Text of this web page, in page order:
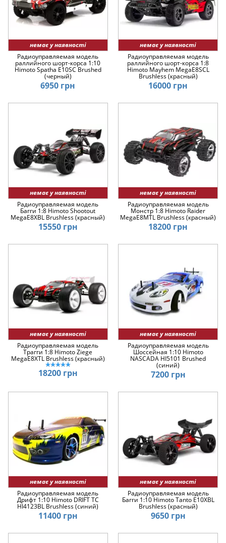
немає у наявності
Радиоуправляемая модель
раллийного шорт-корса 1:10
Himoto Spatha E10SC Brushed
(черный)
6950 грн
немає у наявності
Радиоуправляемая модель
раллийного шорт-корса 1:8
Himoto Mayhem MegaE8SCL
Brushless (красный)
16000 грн
немає у наявності
Радиоуправляемая модель
Багги 1:8 Himoto Shootout
MegaE8XBL Brushless (красный)
15550 грн
немає у наявності
Радиоуправляемая модель
Монстр 1:8 Himoto Raider
MegaE8MTL Brushless (красный)
18200 грн
немає у наявності
Радиоуправляемая модель
Трагги 1:8 Himoto Ziege
MegaE8XTL Brushless (красный)
18200 грн
немає у наявності
Радиоуправляемая модель
Шоссейная 1:10 Himoto
NASCADA HI5101 Brushed
(синий)
7200 грн
немає у наявності
Радиоуправляемая модель
Дрифт 1:10 Himoto DRIFT TC
HI4123BL Brushless (синий)
11400 грн
немає у наявності
Радиоуправляемая модель
Багги 1:10 Himoto Tanto E10XBL
Brushless (красный)
9650 грн